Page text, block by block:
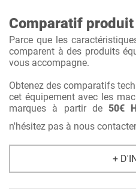
Comparatif produit
Parce que les
comparent à des produits
vous accompagne.
Obtenez des comparatifs
cet équipement avec les
marques à partir de 50€
n'hésitez pas à nous
+